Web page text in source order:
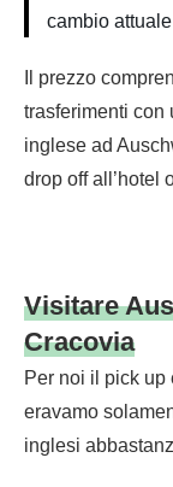
cambio
Il prezzo
trasferimenti con
inglese ad
drop off all’hotel
Visitare
Cracovia
Per noi il pick up
eravamo
inglesi